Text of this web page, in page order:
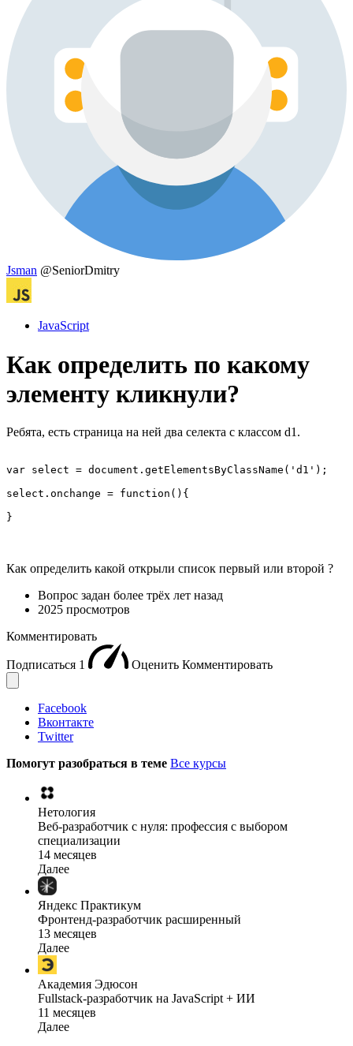
Jsman @SeniorDmitry
JavaScript
Как определить по какому
элементу кликнули?
Ребята, есть страница на ней два селекта с классом d1.
var select = document.getElementsByClassName('d1');
select.onchange = function(){
}
Как определить какой открыли список первый или второй ?
Вопрос задан более трёх лет назад
2025 просмотров
Комментировать
Подписаться 1 Оценить Комментировать
Facebook
Вконтакте
Twitter
Помогут разобраться в теме Все курсы
Нетология
Веб-разработчик с нуля: профессия с выбором
специализации
14 месяцев
Далее
Яндекс Практикум
Фронтенд-разработчик расширенный
13 месяцев
Далее
Академия Эдюсон
Fullstack-разработчик на JavaScript + ИИ
11 месяцев
Далее